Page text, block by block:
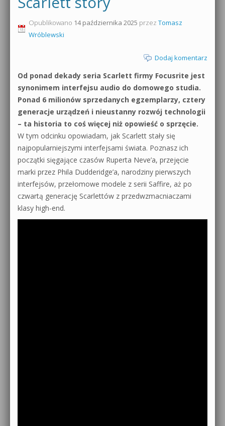
Produkcja muzyczna od podstaw
Dubstep z syntezatorem Massive
Kontakt 5 Kompendium
Pakiety
Newsletter
Archiwum aktualności
Polityka prywatności
Regulamin
Działanie sklepu internetowego
Wyszukiwanie
Opublikowano 14 października 2025 przez Tomasz
Wróblewski
Dodaj komentarz
Od ponad dekady seria Scarlett firmy Focusrite jest
synonimem interfejsu audio do domowego studia.
Ponad 6 milionów sprzedanych egzemplarzy, cztery
generacje urządzeń i nieustanny rozwój technologii
– ta historia to coś więcej niż opowieść o sprzęcie.
W tym odcinku opowiadam, jak Scarlett stały się
najpopularniejszymi interfejsami świata. Poznasz ich
początki sięgające czasów Ruperta Neve’a, przejęcie
marki przez Phila Dudderidge’a, narodziny pierwszych
interfejsów, przełomowe modele z serii Saffire, aż po
czwartą generację Scarlettów z przedwzmacniaczami
klasy high-end.